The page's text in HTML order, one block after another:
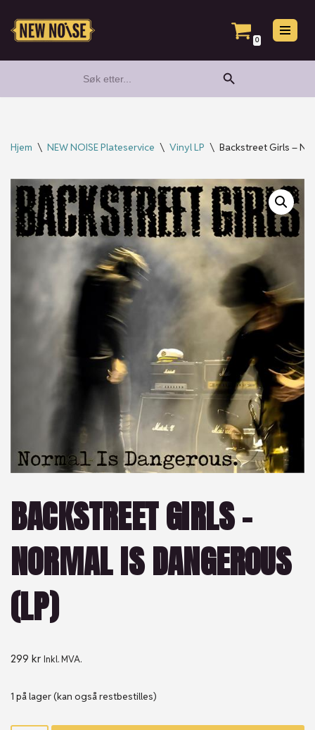
Hopp
0
for:
Search Button
Hjem \ NEW NOISE Plateservice \ Vinyl LP \ Backstreet Girls –
BACKSTREET GIRLS –
NORMAL IS DANGEROUS
(LP)
299 kr Inkl. MVA.
1 på lager (kan også restbestilles)